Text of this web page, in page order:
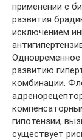
применении с
развития
исключением
развитию
комбинации.
гипотензии,
существует